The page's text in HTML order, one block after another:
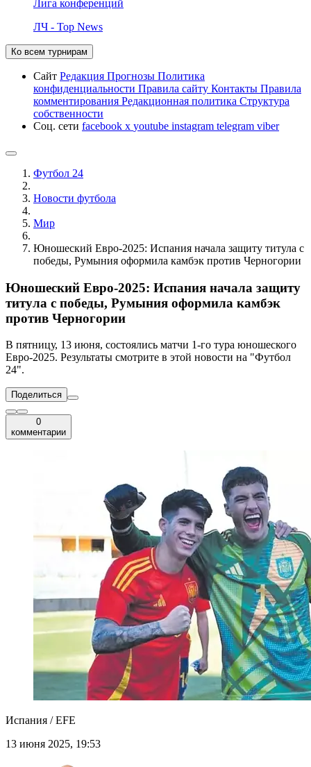
Лига конференций
ЛЧ - Top News
Ко всем турнирам
Сайт Редакция Прогнозы Политика
конфиденциальности Правила сайту Контакты Правила
комментирования Редакционная политика Структура
собственности
Соц. сети facebook x youtube instagram telegram viber
Футбол 24
Новости футбола
Мир
Юношеский Евро-2025: Испания начала защиту титула с
победы, Румыния оформила камбэк против Черногории
Юношеский Евро-2025: Испания начала защиту
титула с победы, Румыния оформила камбэк
против Черногории
В пятницу, 13 июня, состоялись матчи 1-го тура юношеского
Евро-2025. Результаты смотрите в этой новости на "Футбол
24".
Поделиться
0
комментарии
Испания / EFE
13 июня 2025, 19:53